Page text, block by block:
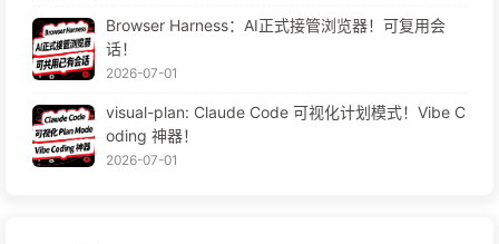
Browser Harness：AI正式接管浏览器！可复用会
话！
2026-07-01
visual-plan: Claude Code 可视化计划模式！Vibe C
oding 神器！
2026-07-01